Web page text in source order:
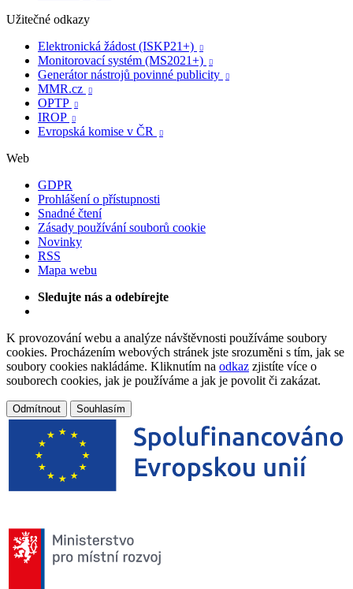
Užitečné odkazy
Elektronická žádost (ISKP21+)

Monitorovací systém (MS2021+) 
Generátor nástrojů povinné publicity 
MMR.cz 
OPTP 
IROP 
Evropská komise v ČR 
Web
GDPR
Prohlášení o přístupnosti
Snadné čtení
Zásady používání souborů cookie
Novinky
RSS
Mapa webu
Sledujte nás a odebírejte
K provozování webu a analýze návštěvnosti používáme soubory
cookies. Procházením webových stránek jste srozuměni s tím, jak se
soubory cookies nakládáme. Kliknutím na odkaz zjistíte více o
souborech cookies, jak je používáme a jak je povolit či zakázat.
Odmítnout Souhlasím